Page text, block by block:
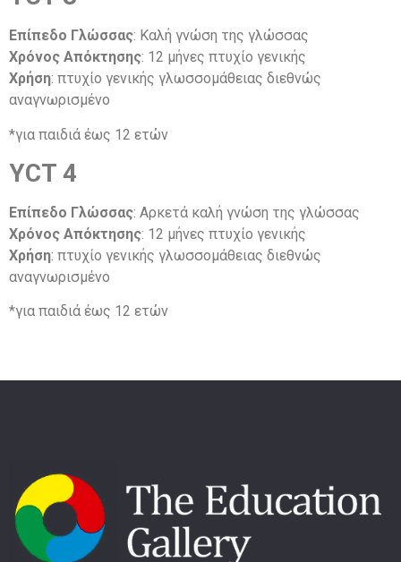
Επίπεδο Γλώσσας: Καλή γνώση της γλώσσας
Χρόνος Απόκτησης: 12 μήνες πτυχίο γενικής
Χρήση: πτυχίο γενικής γλωσσομάθειας διεθνώς
αναγνωρισμένο
*για παιδιά έως 12 ετών
YCT 4
Επίπεδο Γλώσσας: Αρκετά καλή γνώση της γλώσσας
Χρόνος Απόκτησης: 12 μήνες πτυχίο γενικής
Χρήση: πτυχίο γενικής γλωσσομάθειας διεθνώς
αναγνωρισμένο
*για παιδιά έως 12 ετών